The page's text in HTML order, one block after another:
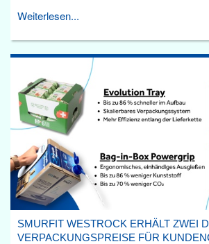
Weiterlesen...
SMURFIT WESTROCK ERHÄLT ZWEI
VERPACKUNGSPREISE FÜR